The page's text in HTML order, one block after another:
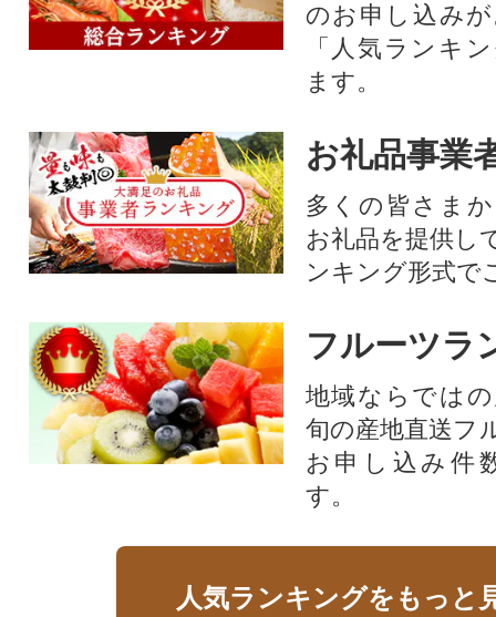
のお申し込み
「人気ランキ
ます。
お礼品事業
多くの皆さま
お礼品を提供し
ンキング形式で
フルーツラ
地域ならでは
旬の産地直送フ
お申し込み件
す。
人気ランキングをもっと